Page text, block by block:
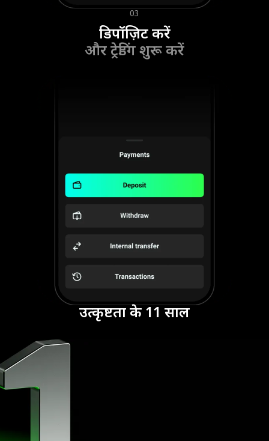
03
डिपॉज़िट करें
और ट्रेडिंग शुरू करें
उत्कृष्टता के 11 साल